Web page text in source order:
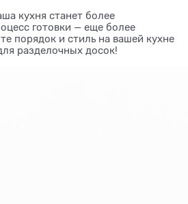
кухня станет более
готовки — еще более
порядок и стиль на вашей кухне
разделочных досок!